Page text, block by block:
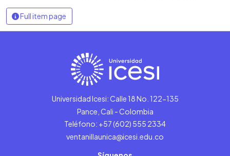
Full item page
Universidad Icesi: Calle 18 No. 122-135
Pance, Cali - Colombia
Teléfono: +57 (602) 555 2334
ventanillaunica@icesi.edu.co